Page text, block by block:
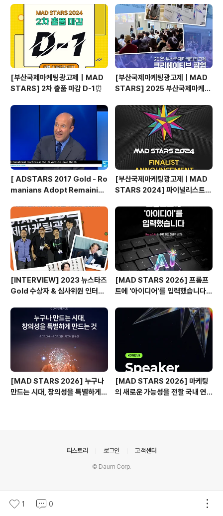
ve Creative Director BBDO Pakistan Enhancing
Locations with AR 증강현실을 이용한 공간 확대 Luke
[부산국제마케팅광고제｜MAD
STARS] 2차 출품 마감 D-1⏰
[부산국제마케팅광고제ㅣMAD
STARS] 2025 부산국제마케팅
기
[ ADSTARS 2017 Gold - Ro
manians Adopt Remainian
[부산국제마케팅광고제ㅣMAD
STARS 2024] 파이널리스트
[INTERVIEW] 2023 뉴스타즈
Gold 수상자 & 심사위원 인터뷰
[MAD STARS 2026] 프롬프
트에 '아이디어'를 입력했습니다
[MAD STARS 2026] 누구나
만드는 시대, 창의성을 특별하게
[MAD STARS 2026] 마케팅
의 새로운 가능성을 전할 국내 연
1 0
티스토리 로그인 고객센터
© Daum Corp.